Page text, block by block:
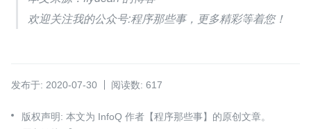
欢迎关注我的公众号:程序那些事，更多精彩等着您！
发布于: 2020-07-30 阅读数: 617
版权声明: 本文为 InfoQ 作者【程序那些事】的原创文章。